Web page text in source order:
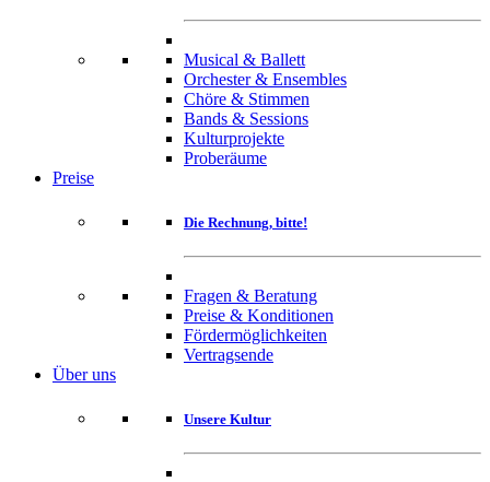
Musical & Ballett
Orchester & Ensembles
Chöre & Stimmen
Bands & Sessions
Kulturprojekte
Proberäume
Preise
Die Rechnung, bitte!
Fragen & Beratung
Preise & Konditionen
Fördermöglichkeiten
Vertragsende
Über uns
Unsere Kultur